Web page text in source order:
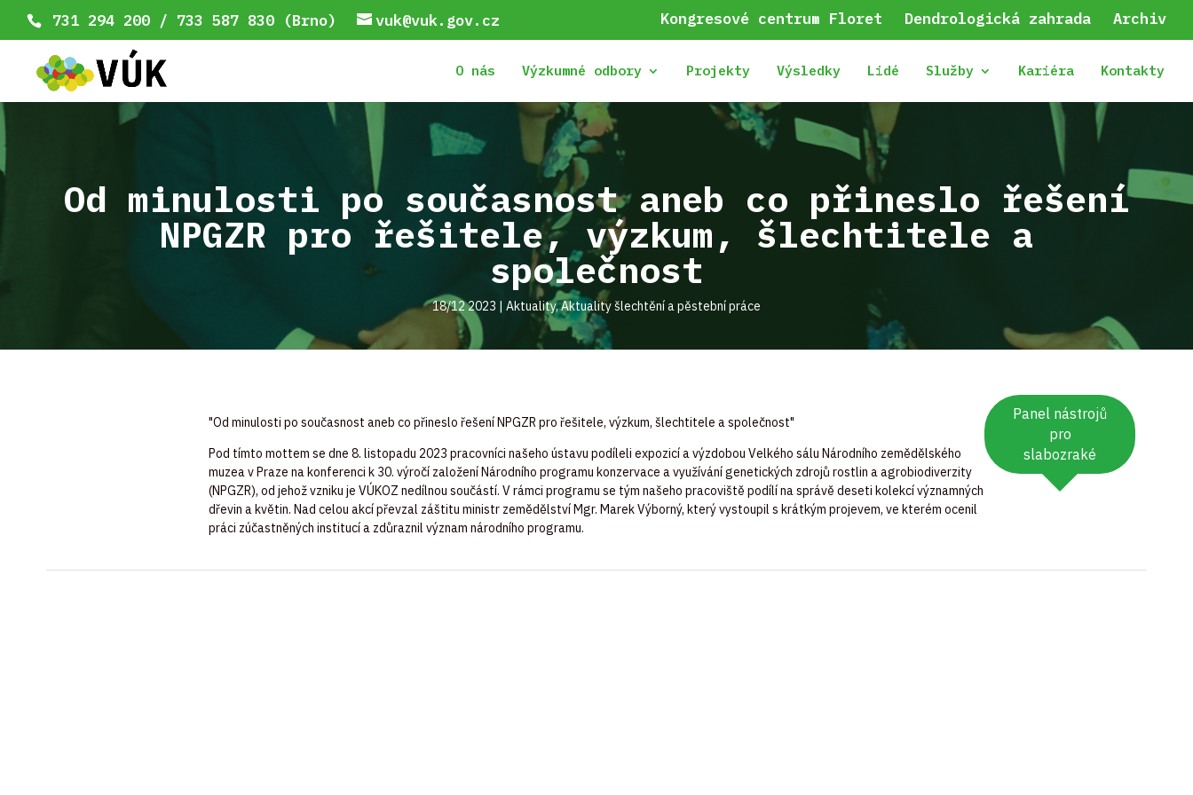
Panel nástrojů
pro
slabozraké
731 294 200 / 733 587 830 (Brno) vuk@vuk.gov.cz Kongresové centrum Floret Dendrologická zahrada Archiv
O nás Výzkumné odbory Projekty Výsledky Lidé Služby Kariéra Kontakty
Od minulosti po současnost aneb co přineslo řešení
NPGZR pro řešitele, výzkum, šlechtitele a
společnost
18/12 2023 Aktuality,Aktuality šlechtění a pěstební práce
"Od minulosti po současnost aneb co přineslo řešení NPGZR pro řešitele, výzkum, šlechtitele a společnost"
Pod tímto mottem se dne 8. listopadu 2023 pracovníci našeho ústavu podíleli expozicí a výzdobou Velkého sálu Národního zemědělského
muzea v Praze na konferenci k 30. výročí založení Národního programu konzervace a využívání genetických zdrojů rostlin a agrobiodiverzity
(NPGZR), od jehož vzniku je VÚKOZ nedílnou součástí. V rámci programu se tým našeho pracoviště podílí na správě deseti kolekcí významných
dřevin a květin. Nad celou akcí převzal záštitu ministr zemědělství Mgr. Marek Výborný, který vystoupil s krátkým projevem, ve kterém ocenil
práci zúčastněných institucí a zdůraznil význam národního programu.